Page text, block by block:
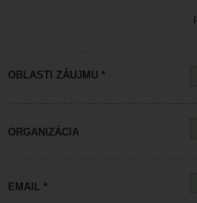
OBLASTI ZÁUJMU *
ORGANIZÁCIA
EMAIL *